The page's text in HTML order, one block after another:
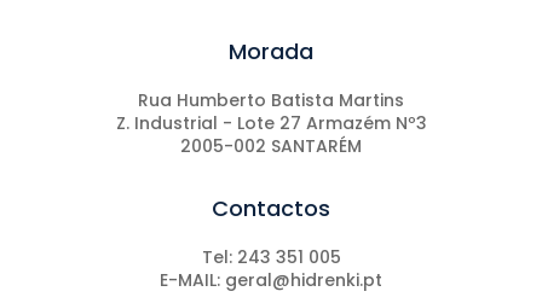
Morada
Rua Humberto Batista Martins
Z. Industrial - Lote 27 Armazém Nº3
2005-002 SANTARÉM
Contactos
Tel: 243 351 005
E-MAIL: geral@hidrenki.pt